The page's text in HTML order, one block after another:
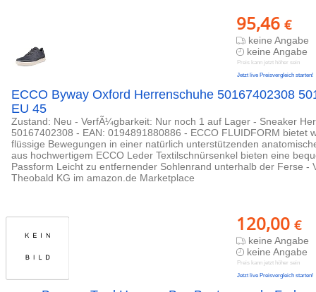
95,46 €
keine Angabe
keine Angabe
Preis kann jetzt höher sein
Jetzt live Preisvergleich starten!
ECCO Byway Oxford Herrenschuhe 50167402308
EU 45
Zustand: Neu - VerfÃ¼gbarkeit: Nur noch 1 auf Lager - Sneaker
50167402308 - EAN: 0194891880886 - ECCO FLUIDFORM bietet
flüssige Bewegungen in einer natürlich unterstützenden
aus hochwertigem ECCO Leder Textilschnürsenkel bieten eine
Passform Leicht zu entfernender Sohlenrand unterhalb der Ferse -
Theobald KG im amazon.de Marketplace
120,00 €
keine Angabe
keine Angabe
Preis kann jetzt höher sein
Jetzt live Preisvergleich starten!